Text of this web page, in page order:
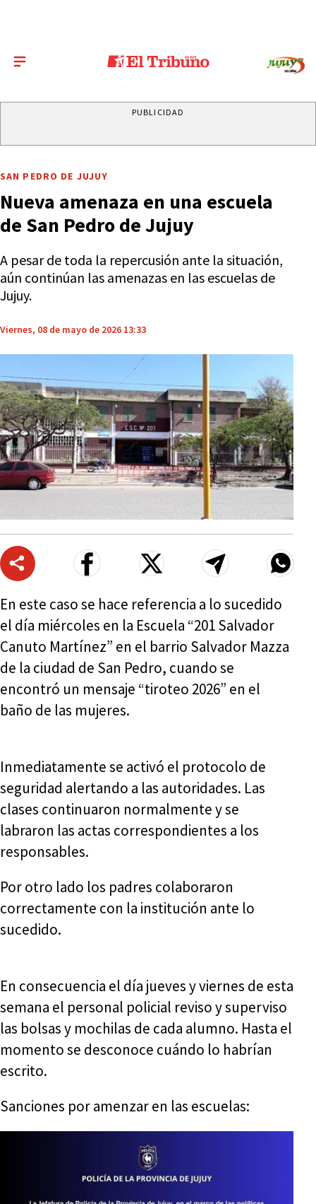
PUBLICIDAD
SAN PEDRO DE JUJUY
Nueva amenaza en una escuela
de San Pedro de Jujuy
A pesar de toda la repercusión ante la situación,
aún continúan las amenazas en las escuelas de
Jujuy.
Viernes, 08 de mayo de 2026 13:33
En este caso se hace referencia a lo sucedido
el día miércoles en la Escuela “201 Salvador
Canuto Martínez” en el barrio Salvador Mazza
de la ciudad de San Pedro, cuando se
encontró un mensaje “tiroteo 2026” en el
baño de las mujeres.
Inmediatamente se activó el protocolo de
seguridad alertando a las autoridades. Las
clases continuaron normalmente y se
labraron las actas correspondientes a los
responsables.
Por otro lado los padres colaboraron
correctamente con la institución ante lo
sucedido.
En consecuencia el día jueves y viernes de esta
semana el personal policial reviso y superviso
las bolsas y mochilas de cada alumno. Hasta el
momento se desconoce cuándo lo habrían
escrito.
Sanciones por amenzar en las escuelas: